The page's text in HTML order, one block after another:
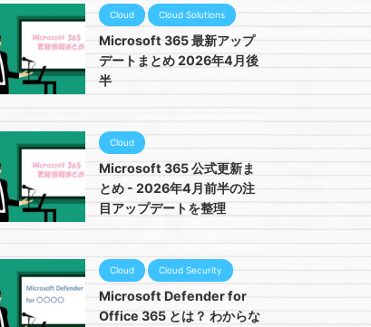
Cloud Cloud Solutions
Microsoft 365 最新アップ
デートまとめ 2026年4月後
半
Cloud
Microsoft 365 公式更新ま
とめ - 2026年4月前半の注
目アップデートを整理
Cloud Cloud Security
Microsoft Defender for
Office 365 とは？ わからな